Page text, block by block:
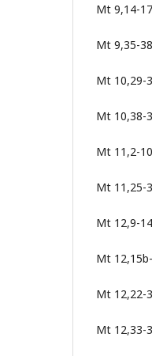
Mt
Mt
Mt
Mt
Mt
Mt
Mt
Mt
Mt
Mt